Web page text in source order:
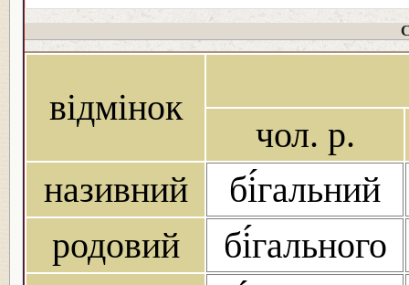
відмінок
чол. р.
називний
бі́гальний
родовий
бі́гального